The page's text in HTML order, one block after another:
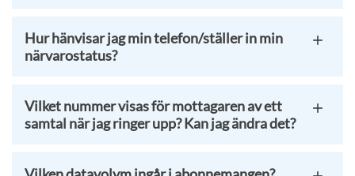
Hur hänvisar jag min telefon/ställer in min
närvarostatus?
Vilket nummer visas för mottagaren av ett
samtal när jag ringer upp? Kan jag ändra det?